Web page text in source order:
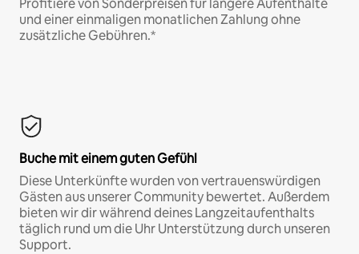
Profitiere von Sonderpreisen für längere Aufenthalte
und einer einmaligen monatlichen Zahlung ohne
zusätzliche Gebühren.*
Buche mit einem guten Gefühl
Diese Unterkünfte wurden von vertrauenswürdigen
Gästen aus unserer Community bewertet. Außerdem
bieten wir dir während deines Langzeitaufenthalts
täglich rund um die Uhr Unterstützung durch unseren
Support.